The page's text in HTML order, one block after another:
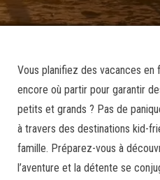
Vous planifiez des vacances en
encore où partir pour garantir
petits et grands ? Pas de
à travers des destinations kid-
famille. Préparez-vous à
l’aventure et la détente se